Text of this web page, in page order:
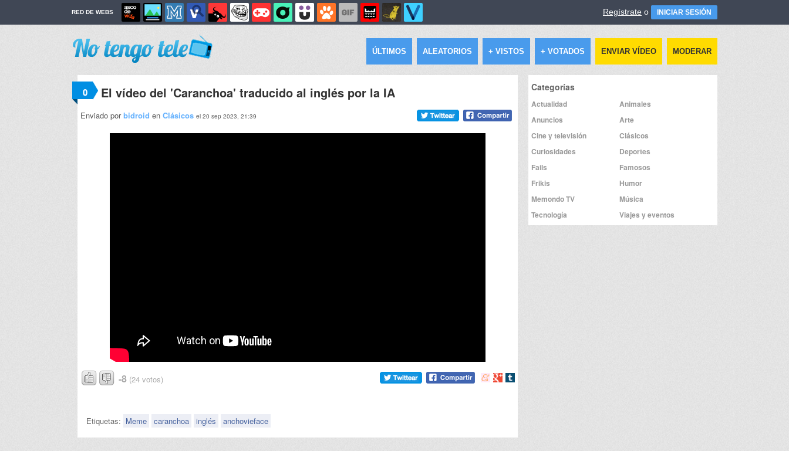
RED DE WEBS Regístrate o INICIAR SESIÓN
ÚLTIMOS ALEATORIOS + VISTOS + VOTADOS ENVIAR VÍDEO MODERAR
0 El vídeo del 'Caranchoa' traducido al inglés por la IA
Enviado porbidroid en Clásicos el 20 sep 2023, 21:39
-8 (24 votos)
Compartir
Compartir
Compartir
Etiquetas: Meme caranchoa inglés anchovieface
Categorías
Actualidad
Animales
Anuncios
Arte
Cine y televisión
Clásicos
Curiosidades
Deportes
Fails
Famosos
Frikis
Humor
Memondo TV
Música
Tecnología
Viajes y eventos